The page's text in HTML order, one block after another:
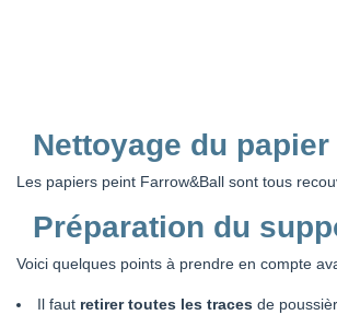
Nettoyage du
Les papiers peint Farrow&Ball sont tous
Préparation du
Voici quelques points à prendre en compte
Il faut retirer toutes les traces de